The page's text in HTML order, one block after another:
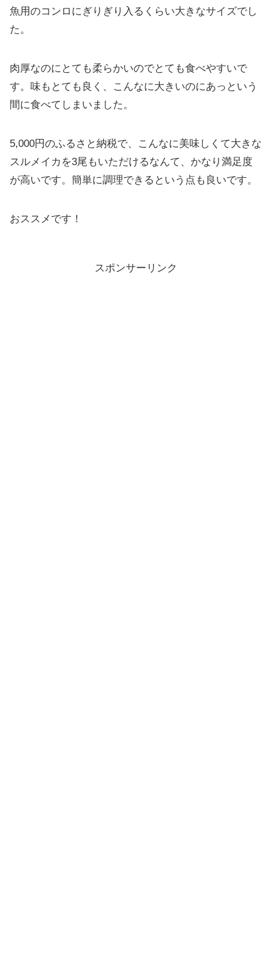
魚用のコンロにぎりぎり入るくらい大きなサイズでし
た。
肉厚なのにとても柔らかいのでとても食べやすいで
す。味もとても良く、こんなに大きいのにあっという
間に食べてしまいました。
5,000円のふるさと納税で、こんなに美味しくて大きな
スルメイカを3尾もいただけるなんて、かなり満足度
が高いです。簡単に調理できるという点も良いです。
おススメです！
スポンサーリンク